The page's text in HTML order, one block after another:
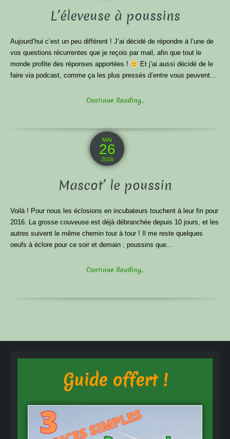
L’éleveuse à poussins
Aujourd’hui c’est un peu différent ! J’ai décidé de répondre à l’une de
vos questions récurrentes que je reçois par mail, afin que tout le
monde profite des réponses apportées !
Et j’ai aussi décidé de le
faire via podcast, comme ça les plus pressés d’entre vous peuvent...
Continue Reading...
MAI
26
2016
Mascot’ le poussin
Voilà ! Pour nous les éclosions en incubateurs touchent à leur fin pour
2016. La grosse couveuse est déjà débranchée depuis 10 jours, et les
autres suivent le même chemin tour à tour ! Il me reste quelques
oeufs à éclore pour ce soir et demain ; poussins que...
Continue Reading...
Guide offert !